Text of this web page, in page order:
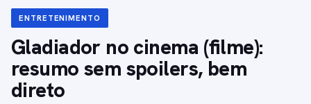
ENTRETENIMENTO
Gladiador no cinema (filme):
resumo sem spoilers, bem
direto